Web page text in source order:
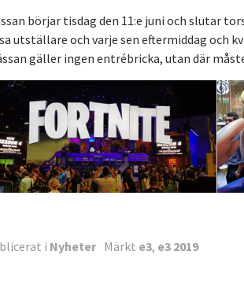
börjar tisdag den 11:e juni och slutar
utställare och varje sen eftermiddag och
gäller ingen entrébricka, utan där
i Nyheter Märkt e3, e3 2019